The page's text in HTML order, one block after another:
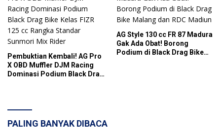
Pembuktian Kembali! AG Pro
X OBD Muffler DJM Racing
Dominasi Podium Black Drag
AG Style 130 cc FR 87 Madura
Gak Ada Obat! Borong
Podium di Black Drag Bike
PALING BANYAK DIBACA